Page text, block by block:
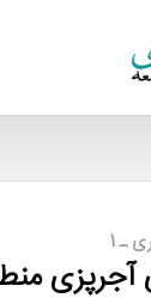
ـ 1
آجرپزی